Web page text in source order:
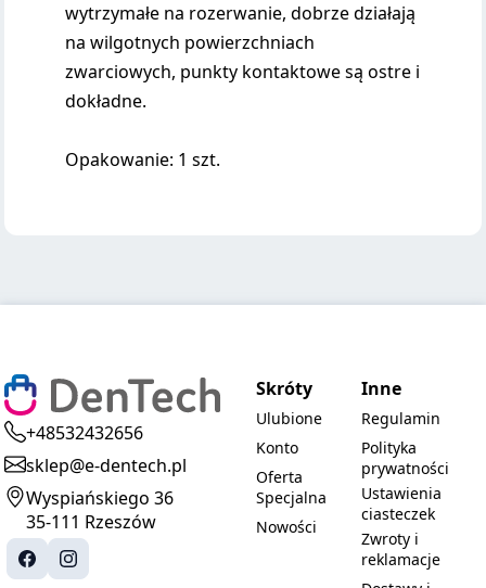
wytrzymałe na rozerwanie, dobrze działają
na wilgotnych powierzchniach
zwarciowych, punkty kontaktowe są ostre i
dokładne.
Opakowanie: 1 szt.
+48532432656
sklep@e-dentech.pl
Wyspiańskiego 36
35-111 Rzeszów
Skróty
Ulubione
Konto
Oferta
Specjalna
Nowości
Inne
Regulamin
Polityka
prywatności
Ustawienia
ciasteczek
Zwroty i
reklamacje